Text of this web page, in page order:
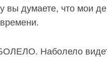
вы думаете, что мои
Наболело